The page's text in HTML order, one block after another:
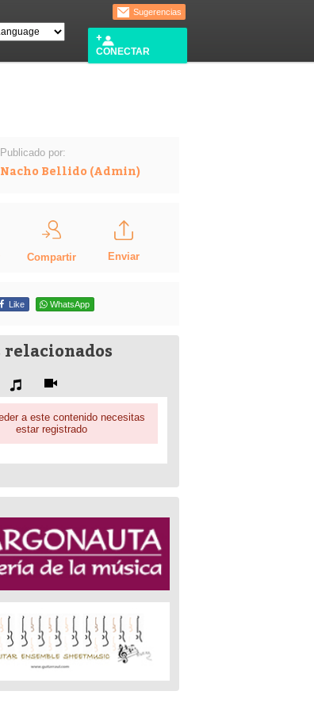
Sugerencias
CONECTAR
Publicado por:
Nacho Bellido (Admin)
Compartir Enviar
Like WhatsApp
relacionados
a este contenido necesitas
estar registrado